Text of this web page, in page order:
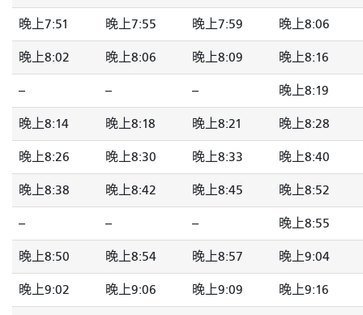
晚上7:51 晚上7:55 晚上7:59 晚上8:06
晚上8:02 晚上8:06 晚上8:09 晚上8:16
-- -- -- 晚上8:19
晚上8:14 晚上8:18 晚上8:21 晚上8:28
晚上8:26 晚上8:30 晚上8:33 晚上8:40
晚上8:38 晚上8:42 晚上8:45 晚上8:52
-- -- -- 晚上8:55
晚上8:50 晚上8:54 晚上8:57 晚上9:04
晚上9:02 晚上9:06 晚上9:09 晚上9:16